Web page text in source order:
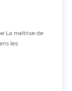
La maîtrise de
les